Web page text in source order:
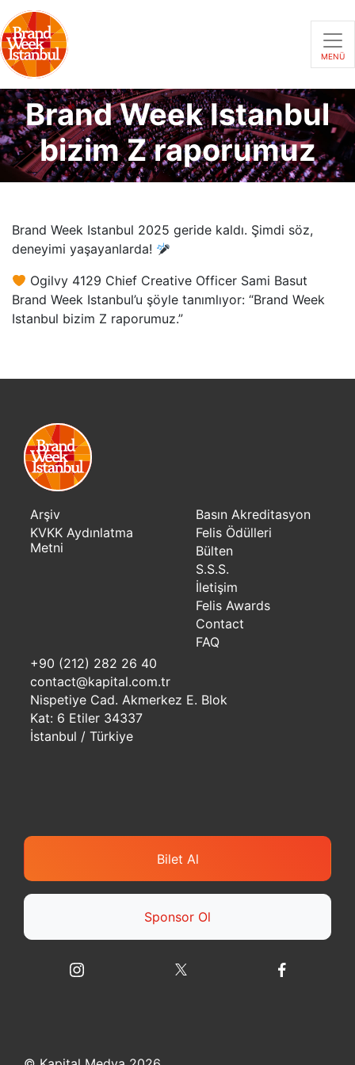
MENÜ
Brand Week Istanbul
bizim Z raporumuz
Brand Week Istanbul 2025 geride kaldı. Şimdi söz,
deneyimi yaşayanlarda!
Ogilvy 4129 Chief Creative Officer Sami Basut
Brand Week Istanbul’u şöyle tanımlıyor: “Brand Week
Istanbul bizim Z raporumuz.”
Arşiv
KVKK Aydınlatma
Metni
Basın Akreditasyon
Felis Ödülleri
Bülten
S.S.S.
İletişim
Felis Awards
Contact
FAQ
+90 (212) 282 26 40
contact@kapital.com.tr
Nispetiye Cad. Akmerkez E. Blok
Kat: 6 Etiler 34337
İstanbul / Türkiye
Bilet Al
Sponsor Ol